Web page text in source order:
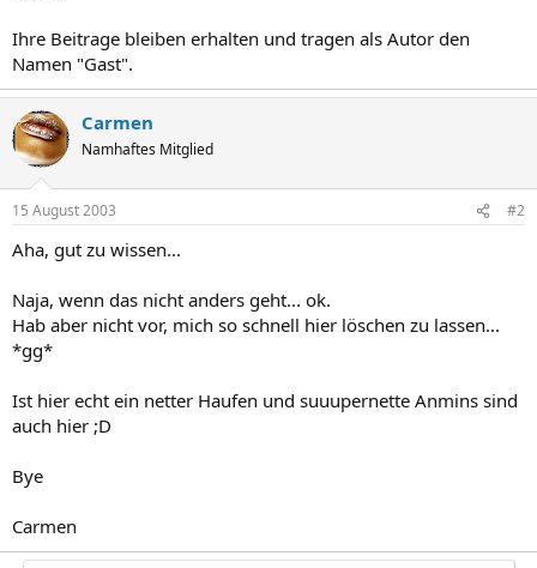
Ihre Beitrage bleiben erhalten und tragen als Autor den
Namen "Gast".
Carmen
Namhaftes Mitglied
15 August 2003 #2
Aha, gut zu wissen...
Naja, wenn das nicht anders geht... ok.
Hab aber nicht vor, mich so schnell hier löschen zu lassen...
*gg*
Ist hier echt ein netter Haufen und suuupernette Anmins sind
auch hier ;D
Bye
Carmen